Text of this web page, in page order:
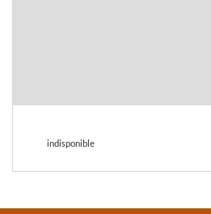
indisponible